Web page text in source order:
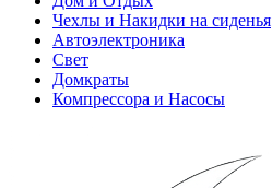
Чехлы и Накидки на сиденья
Автоэлектроника
Свет
Домкраты
Компрессора и Насосы